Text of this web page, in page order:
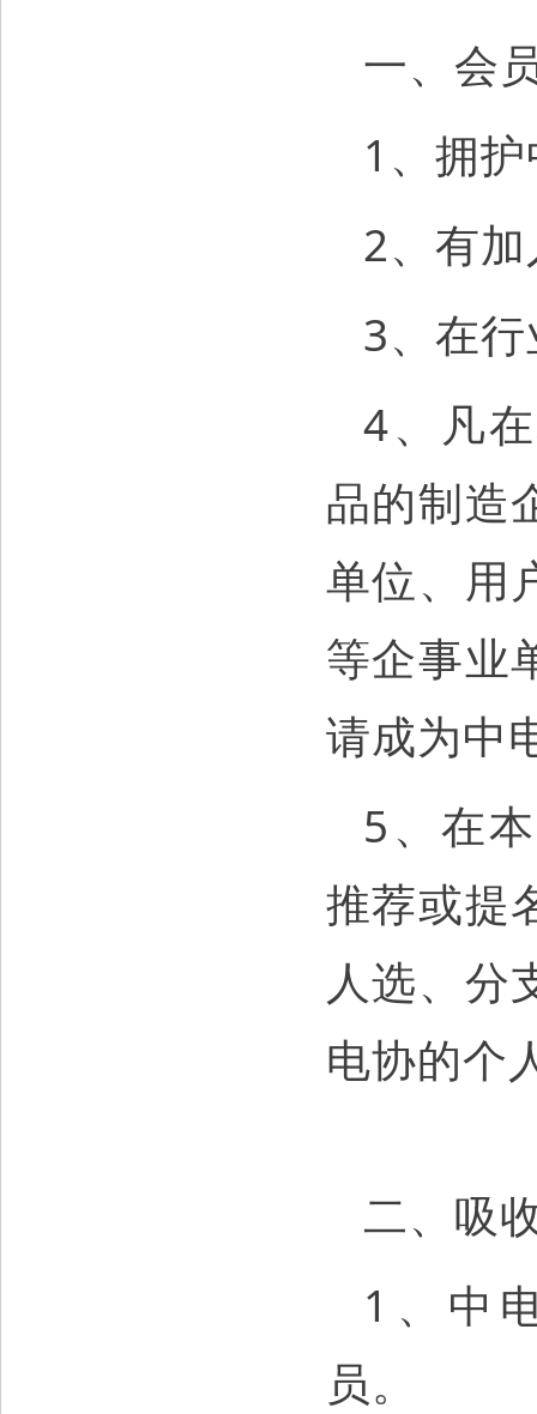
一、会
1、拥
2、有
3、在
4、凡
品的制造
单位、用
等企事业
请成为中
5、在
推荐或提
人选、分
电协的个
二、吸
1、中
员。